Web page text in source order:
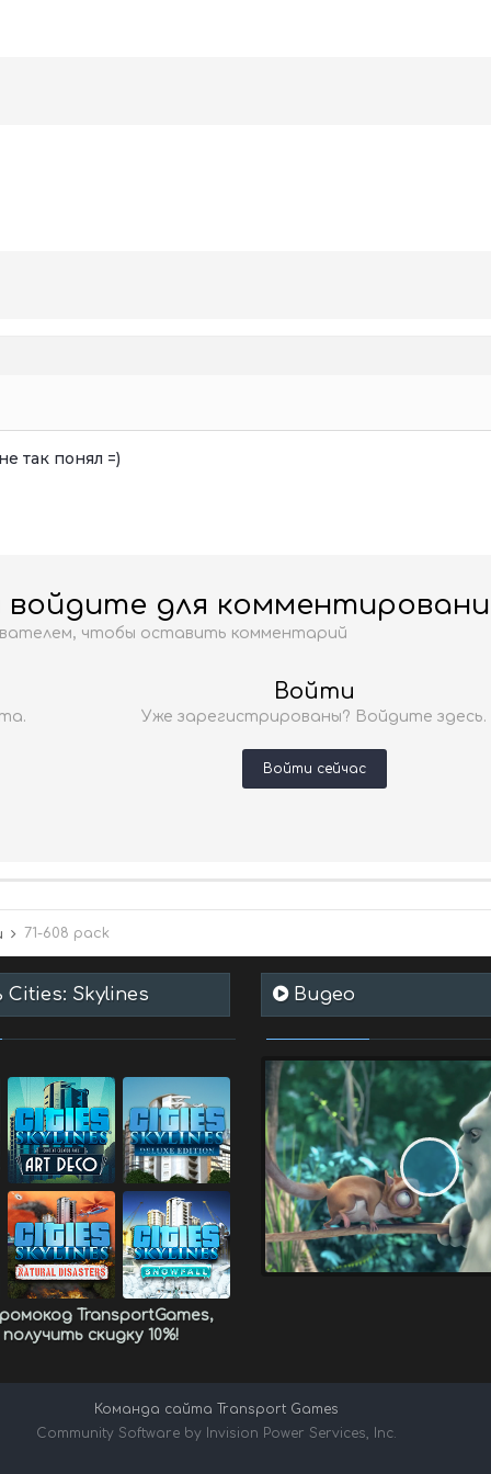
так понял =)
для
чтобы оставить комментарий
Войти
Уже зарегистрированы? Войдите здесь.
Войти сейчас
71-608 pack
Cities: Skylines
TransportGames,
скидку 10%!
Видео
Команда сайта Transport Games
Community Software by Invision Power Services, Inc.